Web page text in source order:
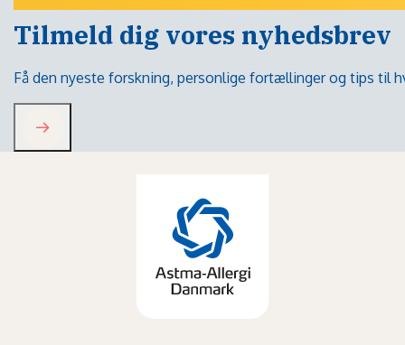
Tilmeld dig vores nyhedsbrev
Få den nyeste forskning, personlige fortællinger og tips til